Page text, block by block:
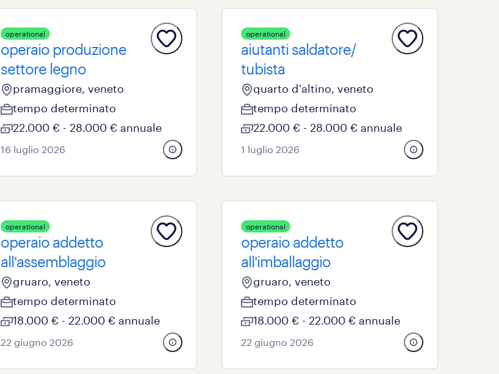
operational
operaio produzione
settore legno
pramaggiore, veneto
tempo determinato
22.000 € - 28.000 € annuale
16 luglio 2026
operational
aiutanti saldatore/
tubista
quarto d'altino, veneto
tempo determinato
22.000 € - 28.000 € annuale
1 luglio 2026
operational
operaio addetto
all'assemblaggio
gruaro, veneto
tempo determinato
18.000 € - 22.000 € annuale
22 giugno 2026
operational
operaio addetto
all'imballaggio
gruaro, veneto
tempo determinato
18.000 € - 22.000 € annuale
22 giugno 2026